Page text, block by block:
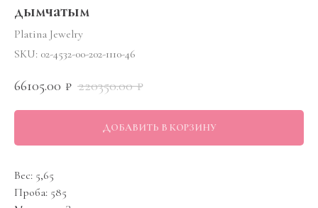
дымчатым
Platina Jewelry
SKU: 02-4532-00-202-1110-46
66105.00 ₽ 220350.00 ₽
ДОБАВИТЬ В КОРЗИНУ
Вес: 5,65
Проба: 585